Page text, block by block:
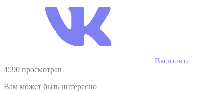
Вконтакте
4590 просмотров
Вам может быть интересно